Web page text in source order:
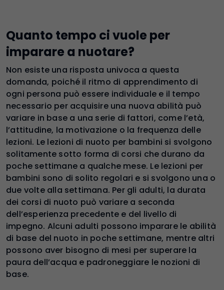
Quanto tempo ci vuole per
imparare a nuotare?
Non esiste una risposta univoca a questa
domanda, poiché il ritmo di apprendimento di
ogni persona può essere individuale e il tempo
necessario per acquisire una nuova abilità può
variare in base a una serie di fattori, come l’età,
l’attitudine, la motivazione o la frequenza delle
lezioni. Le lezioni di nuoto per bambini si svolgono
solitamente sotto forma di corsi che durano da
poche settimane a qualche mese. Le lezioni per
bambini sono di solito regolari e si svolgono una o
due volte alla settimana. Per gli adulti, la durata
dei corsi di nuoto può variare a seconda
dell’esperienza precedente e del livello di
impegno. Alcuni adulti possono imparare le abilità
di base del nuoto in poche settimane, mentre altri
possono aver bisogno di mesi per superare la
paura dell’acqua e padroneggiare le nozioni di
base.